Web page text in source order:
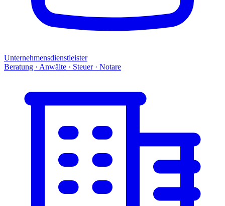
Unternehmensdienstleister
Beratung · Anwälte · Steuer · Notare